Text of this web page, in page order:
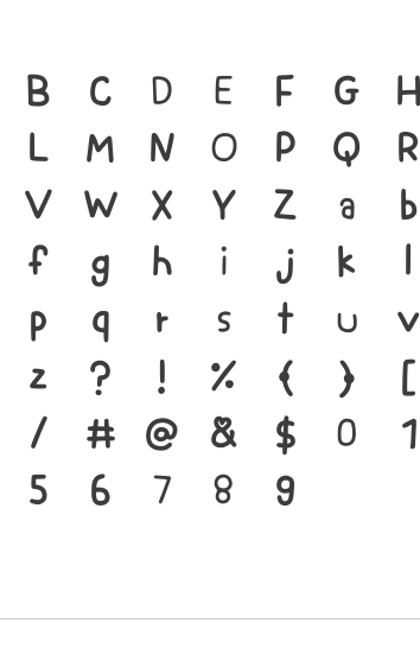
B C D E F G H
L M N O P Q R
V W X Y Z a b
f g h i j k l
p q r s t u v
z ? ! % ( ) [
/ # @ & $ 0 1
5 6 7 8 9
า คือ เครื่องมือสำคัญที่ท
ชาติดำรงอยู่ได้ ตัวพิมพ์
ำคัญที่ทำให้ภาษาดำรงอยู่
ที่พัฒนาทันกระแสการเป
โครงสร้างแกร่งของสะพา
องชาติ จากปัจจุบันสู่อนา